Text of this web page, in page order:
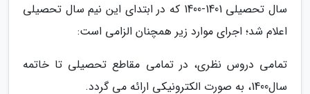
سال تحصیلی 1401-1400 که در ابتدای این نیم سال تحصیلی
اعلام شد؛ اجرای موارد زیر همچنان الزامی است:
تمامی دروس نظری، در تمامی مقاطع تحصیلی تا خاتمه
سال1400، به صورت الکترونیکی ارائه می گردد.